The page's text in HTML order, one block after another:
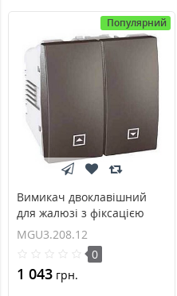
Популярний
Вимикач двоклавішний
для жалюзі з фіксацією
10А серія Unica
MGU3.208.12
0
1 043 грн.